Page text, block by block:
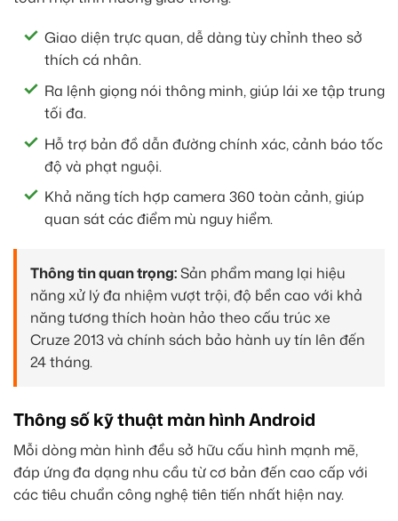
Giao diện trực quan, dễ dàng tùy chỉnh theo sở
thích cá nhân.
Ra lệnh giọng nói thông minh, giúp lái xe tập trung
tối đa.
Hỗ trợ bản đồ dẫn đường chính xác, cảnh báo tốc
độ và phạt nguội.
Khả năng tích hợp camera 360 toàn cảnh, giúp
quan sát các điểm mù nguy hiểm.
Thông tin quan trọng:Sản phẩm mang lại hiệu
năng xử lý đa nhiệm vượt trội, độ bền cao với khả
năng tương thích hoàn hảo theo cấu trúc xe
Cruze 2013 và chính sách bảo hành uy tín lên đến
24 tháng.
Thông số kỹ thuật màn hình Android
Mỗi dòng màn hình đều sở hữu cấu hình mạnh mẽ,
đáp ứng đa dạng nhu cầu từ cơ bản đến cao cấp với
các tiêu chuẩn công nghệ tiên tiến nhất hiện nay.